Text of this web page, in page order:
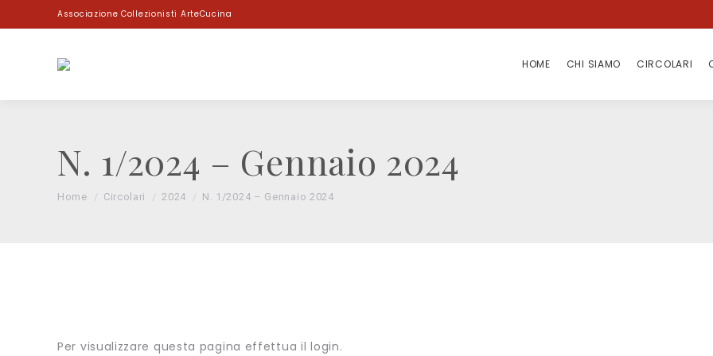
Associazione Collezionisti ArteCucina
HOME CHI SIAMO CIRCOLARI
N. 1/2024 – Gennaio 2024
You are here:
Home Circolari 2024 N. 1/2024 – Gennaio 2024
Per visualizzare questa pagina effettua il login.